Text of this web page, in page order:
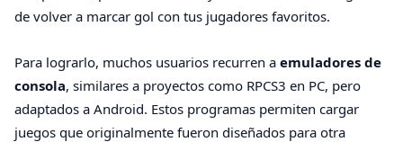
de volver a marcar gol con tus jugadores favoritos.
Para lograrlo, muchos usuarios recurren a emuladores de
consola, similares a proyectos como RPCS3 en PC, pero
adaptados a Android. Estos programas permiten cargar
juegos que originalmente fueron diseñados para otra